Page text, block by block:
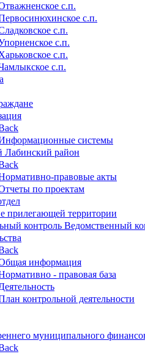
с.п.
с.п.
с.п.
с.п.
с.п.
с.п.
системы
Лабинский район
правовые акты
по проектам
прилегающей территории
контроль Ведомственный
информация
- правовая база
контрольной деятельности
муниципального